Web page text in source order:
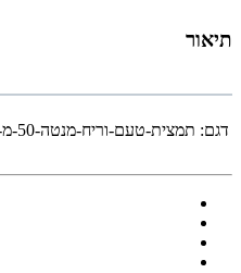
תיאור
דגם: תמצית-טעם-וריח-מנטה-50-מ-ל